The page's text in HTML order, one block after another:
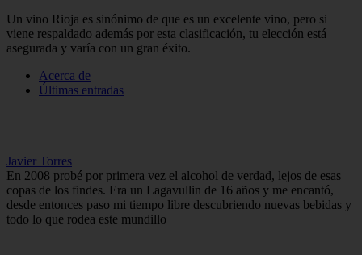
Un vino Rioja es sinónimo de que es un excelente vino, pero si
viene respaldado además por esta clasificación, tu elección está
asegurada y varía con un gran éxito.
Acerca de
Últimas entradas
Javier Torres
En 2008 probé por primera vez el alcohol de verdad, lejos de esas
copas de los findes. Era un Lagavullin de 16 años y me encantó,
desde entonces paso mi tiempo libre descubriendo nuevas bebidas y
todo lo que rodea este mundillo